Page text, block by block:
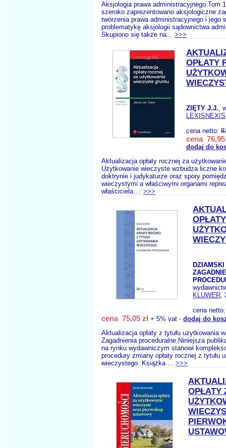
Aksjologia prawa administracyjnego Tom
szeroko zaprezentowano aksjologiczne
tworzenia prawa administracyjnego i jego
problematykę aksjologii sądownictwa
Skupiono się także na... >>>
OPŁATY
ZIĘTY J.J.,
LEXISNEXIS
cena netto:
cena 76,95
dodaj do
Aktualizacja opłaty rocznej za
Użytkowanie wieczyste wzbudza liczne
doktrynie i judykaturze oraz spory
wieczystymi a właściwymi organami
właściciela.... >>>
KLUWER,
cena
cena 75,05 zł + 5% vat - dodaj do
Aktualizacja opłaty z tytułu użytkowania
Zagadnienia proceduralne Niniejsza
na rynku wydawniczym stanowi
procedury zmiany opłaty rocznej z tytułu
wieczystego. Książka ... >>>
OPŁATY